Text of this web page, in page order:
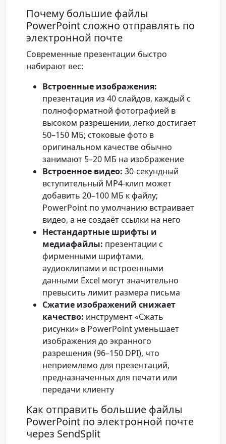
Почему большие файлы
PowerPoint сложно отправлять по
электронной почте
Современные презентации быстро
набирают вес:
Встроенные изображения:
презентация из 40 слайдов, каждый с
полноформатной фотографией в
высоком разрешении, легко достигает
50–150 МБ; стоковые фото в
оригинальном качестве обычно
занимают 5–20 МБ на изображение
Встроенное видео: 30-секундный
вступительный MP4-клип может
добавить 20–100 МБ к файлу;
PowerPoint по умолчанию встраивает
видео, а не создаёт ссылки на него
Нестандартные шрифты и
медиафайлы: презентации с
фирменными шрифтами,
аудиоклипами и встроенными
данными Excel могут значительно
превысить лимит размера письма
Сжатие изображений снижает
качество: инструмент «Сжать
рисунки» в PowerPoint уменьшает
изображения до экранного
разрешения (96–150 DPI), что
неприемлемо для презентаций,
предназначенных для печати или
передачи клиенту
Как отправить большие файлы
PowerPoint по электронной почте
через SendSplit